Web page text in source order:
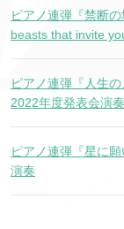
ピアノ連弾『禁断
beasts that invite
ピアノ連弾『人生
2022年度発表会演奏
ピアノ連弾『星に
演奏